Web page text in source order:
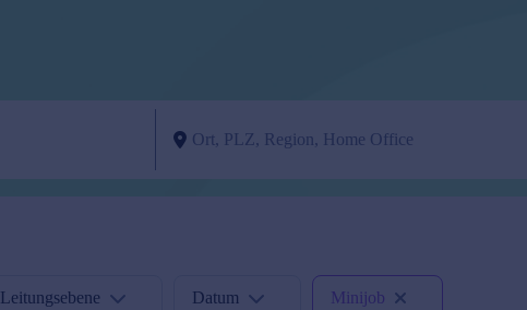
Leitungsebene Datum Minijob